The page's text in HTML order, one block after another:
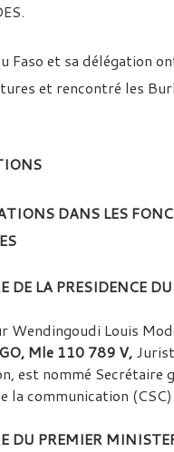
Faso et sa délégation
et rencontré les
DANS LES
DE LA PRESIDENCE
Wendingoudi Louis
Mle 110 789 V,
est nommé Secrétaire
la communication (CSC).
DU PREMIER